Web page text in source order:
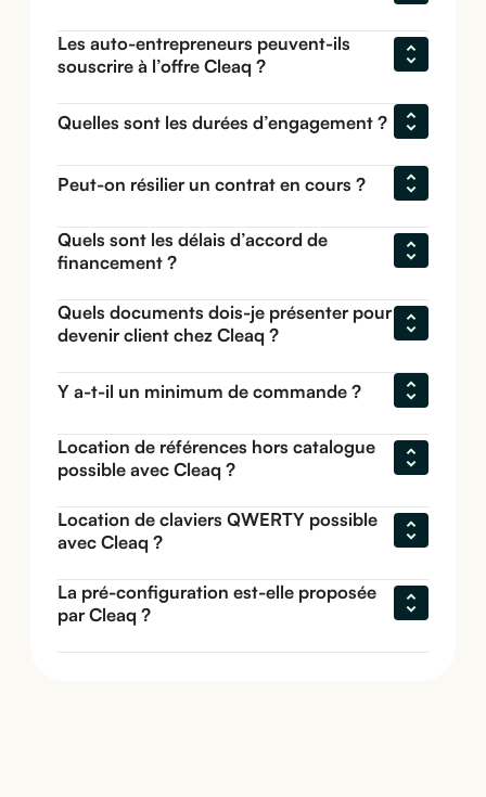
Les auto-entrepreneurs peuvent-ils
souscrire à l’offre Cleaq ?
Quelles sont les durées d’engagement ?
Peut-on résilier un contrat en cours ?
Quels sont les délais d’accord de
financement ?
Quels documents dois-je présenter pour
devenir client chez Cleaq ?
Y a-t-il un minimum de commande ?
Location de références hors catalogue
possible avec Cleaq ?
Location de claviers QWERTY possible
avec Cleaq ?
La pré-configuration est-elle proposée
par Cleaq ?